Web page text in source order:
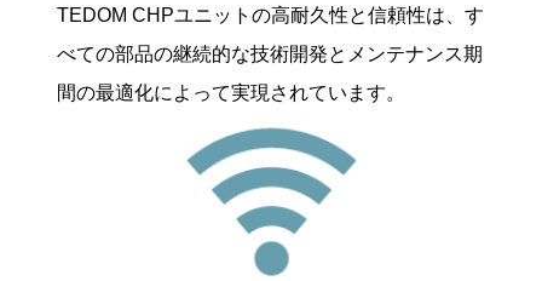
TEDOM CHPユニットの高耐久性と信頼性は、す
べての部品の継続的な技術開発とメンテナンス期
間の最適化によって実現されています。